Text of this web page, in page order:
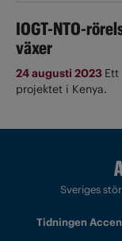
IOGT-NTO-
växer
24 augusti 2023
projektet i Kenya.
Sveriges
Tidningen